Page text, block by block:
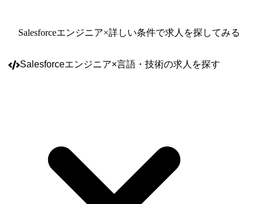
Salesforceエンジニア×詳しい条件で求人を探してみる
Salesforceエンジニア×言語・技術の求人を探す